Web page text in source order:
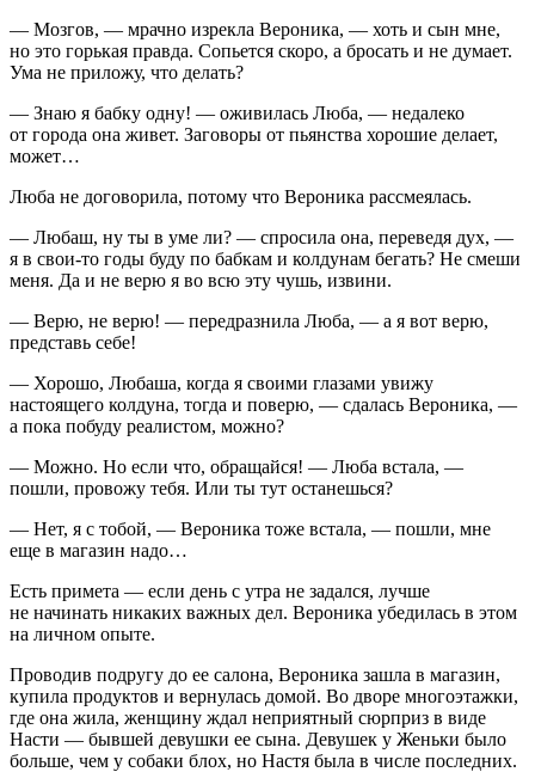
— Мозгов, — мрачно изрекла Вероника, — хоть и сын мне,
но это горькая правда. Сопьется скоро, а бросать и не думает.
Ума не приложу, что делать?
— Знаю я бабку одну! — оживилась Люба, — недалеко
от города она живет. Заговоры от пьянства хорошие делает,
может…
Люба не договорила, потому что Вероника рассмеялась.
— Любаш, ну ты в уме ли? — спросила она, переведя дух, —
я в свои-то годы буду по бабкам и колдунам бегать? Не смеши
меня. Да и не верю я во всю эту чушь, извини.
— Верю, не верю! — передразнила Люба, — а я вот верю,
представь себе!
— Хорошо, Любаша, когда я своими глазами увижу
настоящего колдуна, тогда и поверю, — сдалась Вероника, —
а пока побуду реалистом, можно?
— Можно. Но если что, обращайся! — Люба встала, —
пошли, провожу тебя. Или ты тут останешься?
— Нет, я с тобой, — Вероника тоже встала, — пошли, мне
еще в магазин надо…
Есть примета — если день с утра не задался, лучше
не начинать никаких важных дел. Вероника убедилась в этом
на личном опыте.
Проводив подругу до ее салона, Вероника зашла в магазин,
купила продуктов и вернулась домой. Во дворе многоэтажки,
где она жила, женщину ждал неприятный сюрприз в виде
Насти — бывшей девушки ее сына. Девушек у Женьки было
больше, чем у собаки блох, но Настя была в числе последних.